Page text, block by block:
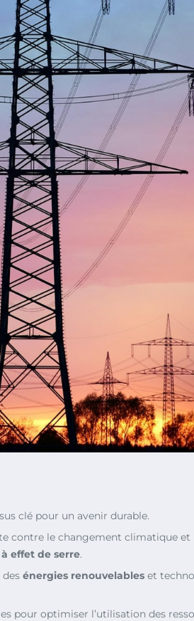
clé pour un avenir durable.
contre le changement climatique et
effet de serre.
énergies renouvelables et
pour optimiser l’utilisation des